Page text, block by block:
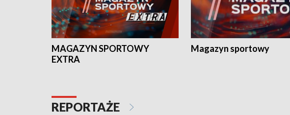
MAGAZYN SPORTOWY
EXTRA
Magazyn sportowy
REPORTAŻE